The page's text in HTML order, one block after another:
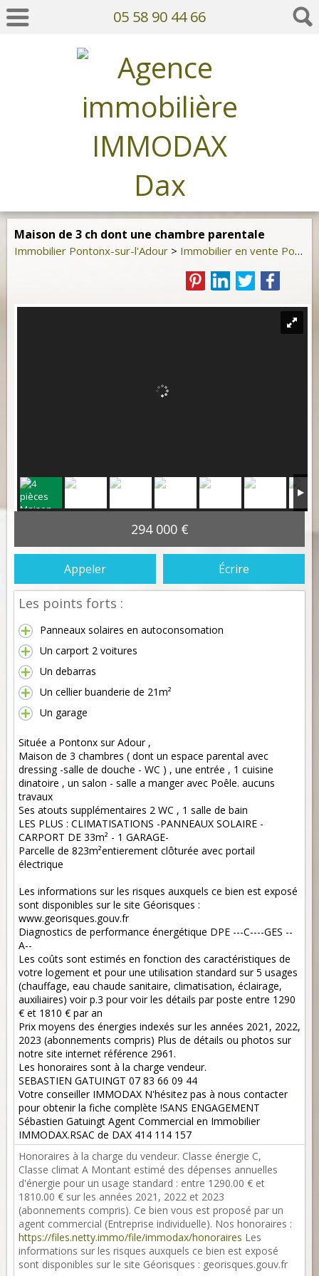
05 58 90 44 66
Maison de 3 ch dont une chambre parentale
Immobilier Pontonx-sur-l'Adour > Immobilier en vente Pontonx-sur-l'Adour
294 000 €
Appeler Écrire
Les points forts :
Panneaux solaires en autoconsomation
Un carport 2 voitures
Un debarras
Un cellier buanderie de 21m²
Un garage
Située a Pontonx sur Adour ,
Maison de 3 chambres ( dont un espace parental avec
dressing -salle de douche - WC ) , une entrée , 1 cuisine
dinatoire , un salon - salle a manger avec Poêle. aucuns
travaux
Ses atouts supplémentaires 2 WC , 1 salle de bain
LES PLUS : CLIMATISATIONS -PANNEAUX SOLAIRE -
CARPORT DE 33m² - 1 GARAGE-
Parcelle de 823m²entierement clôturée avec portail
électrique
Les informations sur les risques auxquels ce bien est exposé
sont disponibles sur le site Géorisques :
www.georisques.gouv.fr
Diagnostics de performance énergétique DPE ---C----GES --
A--
Les coûts sont estimés en fonction des caractéristiques de
votre logement et pour une utilisation standard sur 5 usages
(chauffage, eau chaude sanitaire, climatisation, éclairage,
auxiliaires) voir p.3 pour voir les détails par poste entre 1290
€ et 1810 € par an
Prix moyens des énergies indexés sur les années 2021, 2022,
2023 (abonnements compris) Plus de détails ou photos sur
notre site internet référence 2961.
Les honoraires sont à la charge vendeur.
SEBASTIEN GATUINGT 07 83 66 09 44
Votre conseiller IMMODAX N'hésitez pas à nous contacter
pour obtenir la fiche complète !SANS ENGAGEMENT
Sébastien Gatuingt Agent Commercial en Immobilier
IMMODAX.RSAC de DAX 414 114 157
Honoraires à la charge du vendeur. Classe énergie C,
Classe climat A Montant estimé des dépenses annuelles
d'énergie pour un usage standard : entre 1290.00 € et
1810.00 € sur les années 2021, 2022 et 2023
(abonnements compris). Ce bien vous est proposé par un
agent commercial (Entreprise individuelle). Nos honoraires :
https://files.netty.immo/file/immodax/honoraires Les
informations sur les risques auxquels ce bien est exposé
sont disponibles sur le site Géorisques : georisques.gouv.fr